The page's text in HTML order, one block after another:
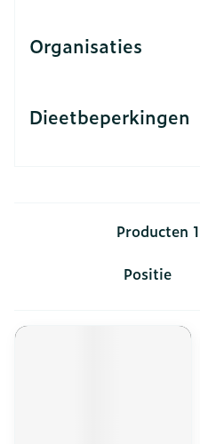
Organisaties
Dieetbeperkingen
Producten 1
Sorteer op: